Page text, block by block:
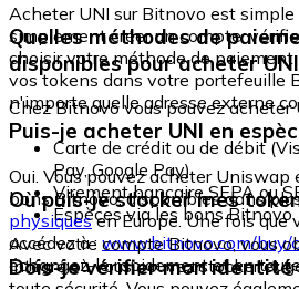
Acheter UNI sur Bitnovo est simple
simplement créer un compte,
choisir votre méthode de paiement
vos tokens dans votre portefeuille
n'importe quelle adresse externe
Quelles méthodes de
disponibles pour acheter
Chez Bitnovo vous pouvez
Carte de crédit ou de débit
Pay, Google Pay)
Virement bancaire SEPA ou
Espèces via les bons Bitnovo
Puis-je acheter UNI en
Oui. Vous pouvez acheter Uniswap
bons Bitnovo, disponibles dans
physiquesen Europe. Une fois que
accédez à : www.bitnovo.com/buy/
échangez-le rapidement et en
Où puis-je stocker mes
Avec votre compte Bitnovo, vous
intégré où vous pouvez stocker et
Dois-je vérifier mon identité